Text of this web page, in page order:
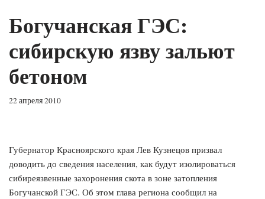
Богучанская ГЭС:
сибирскую язву зальют
бетоном
22 апреля 2010
Губернатор Красноярского края Лев Кузнецов призвал
доводить до сведения населения, как будут изолироваться
сибиреязвенные захоронения скота в зоне затопления
Богучанской ГЭС. Об этом глава региона сообщил на